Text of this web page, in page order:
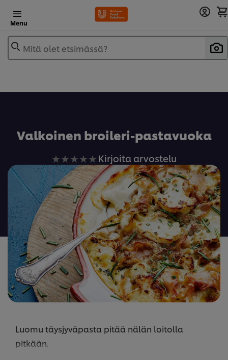
Menu
Mitä olet etsimässä?
Valkoinen broileri-pastavuoka
Ei
arvioita
tälle
recipe
Kirjoita arvostelu
Luomu täysjyväpasta pitää nälän loitolla
pitkään.